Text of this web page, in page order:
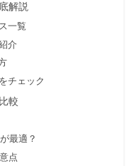
解説
一覧
介
チェック
較
最適？
点